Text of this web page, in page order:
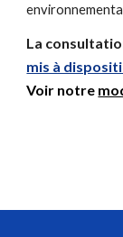
La
mis à
Voir notre